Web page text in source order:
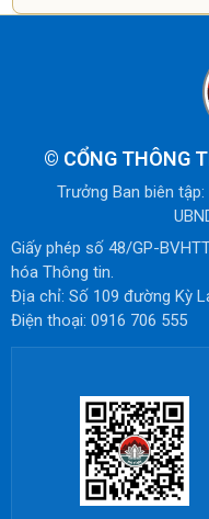
© CỔNG THÔNG
Trưởng Ban biên
Giấy phép số 48/GP-
hóa Thông tin.
Địa chỉ: Số 109 đường Kỳ
Điện thoại: 0916 706 555